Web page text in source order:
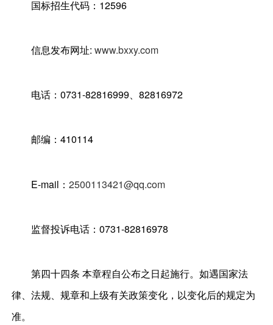
国标招生代码：12596
信息发布网址:www.bxxy.com
电话：0731-82816999、82816972
邮编：410114
E-mail：2500113421@qq.com
监督投诉电话：0731-82816978
第四十四条 本章程自公布之日起施行。如遇国家法
律、法规、规章和上级有关政策变化，以变化后的规定为
准。